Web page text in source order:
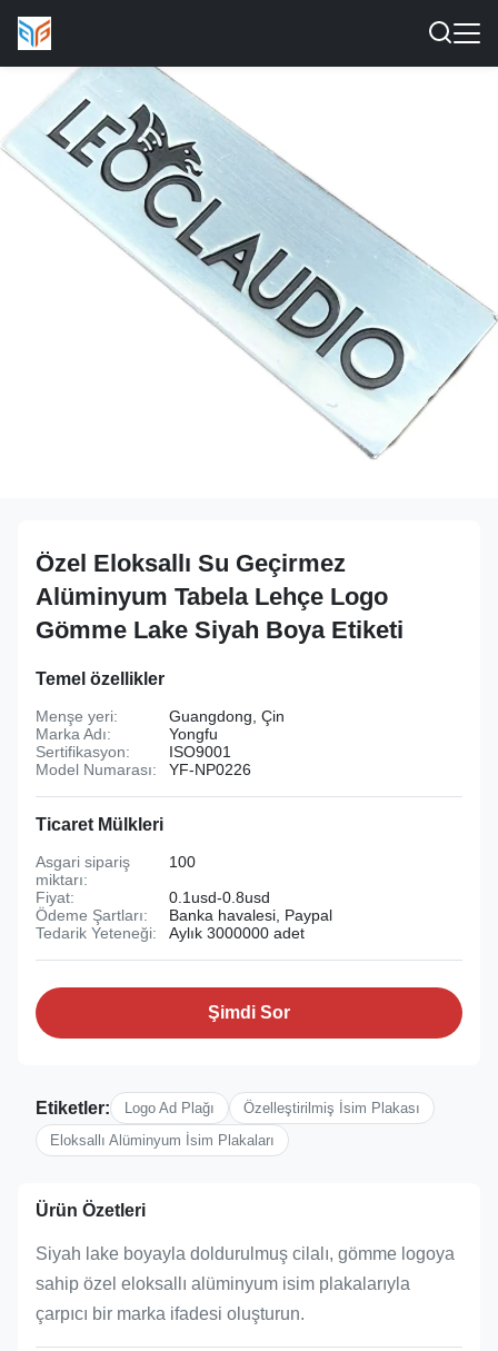
Özel Eloksallı Su Geçirmez
Alüminyum Tabela Lehçe Logo
Gömme Lake Siyah Boya Etiketi
Temel özellikler
Menşe yeri:
Guangdong, Çin
Marka Adı:
Yongfu
Sertifikasyon:
ISO9001
Model Numarası:
YF-NP0226
Ticaret Mülkleri
Asgari sipariş
miktarı:
100
Fiyat:
0.1usd-0.8usd
Ödeme Şartları:
Banka havalesi, Paypal
Tedarik Yeteneği:
Aylık 3000000 adet
Şimdi Sor
Etiketler: Logo Ad Plağı
Özelleştirilmiş İsim Plakası
Eloksallı Alüminyum İsim Plakaları
Ürün Özetleri
Siyah lake boyayla doldurulmuş cilalı, gömme logoya
sahip özel eloksallı alüminyum isim plakalarıyla
çarpıcı bir marka ifadesi oluşturun.